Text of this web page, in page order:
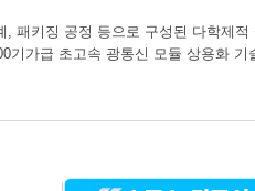
패키징 공정 등으로 구성된 다학제
기가급 초고속 광통신 모듈 상용화